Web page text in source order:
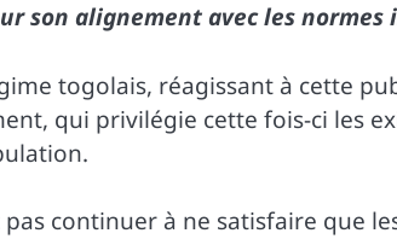
son alignement avec les
togolais, réagissant à cette
qui privilégie cette fois-ci les
continuer à ne satisfaire que